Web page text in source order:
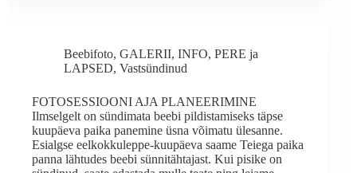
Beebifoto, GALERII, INFO, PERE ja
LAPSED, Vastsündinud
FOTOSESSIOONI AJA PLANEERIMINE
Ilmselgelt on sündimata beebi pildistamiseks täpse
kuupäeva paika panemine üsna võimatu ülesanne.
Esialgse eelkokkuleppe-kuupäeva saame Teiega paika
panna lähtudes beebi sünnitähtajast. Kui pisike on